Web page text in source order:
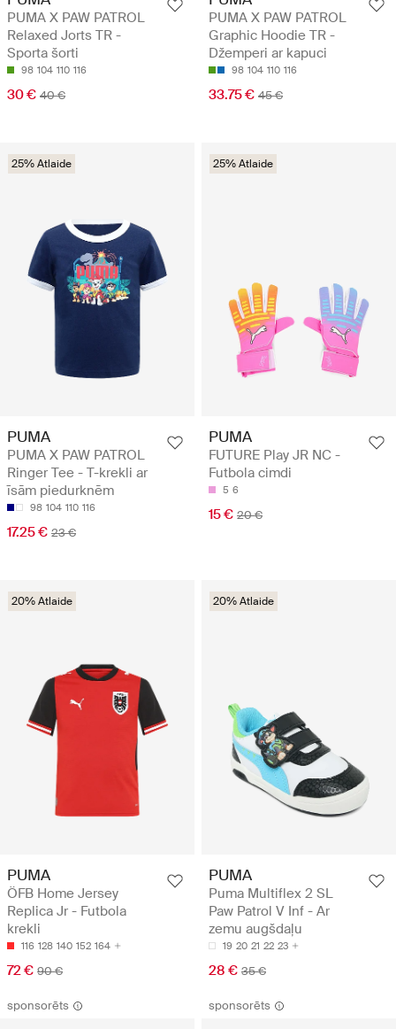
PUMA X PAW PATROL
Relaxed Jorts TR -
Sporta šorti
98 104 110 116
30 € 40 €
PUMA X PAW PATROL
Graphic Hoodie TR -
Džemperi ar kapuci
98 104 110 116
33.75 € 45 €
25% Atlaide
PUMA
PUMA X PAW PATROL
Ringer Tee - T-krekli ar
īsām piedurknēm
98 104 110 116
17.25 € 23 €
25% Atlaide
PUMA
FUTURE Play JR NC -
Futbola cimdi
5 6
15 € 20 €
20% Atlaide
PUMA
ÖFB Home Jersey
Replica Jr - Futbola
krekli
116 128 140 152 164
72 € 90 €
20% Atlaide
PUMA
Puma Multiflex 2 SL
Paw Patrol V Inf - Ar
zemu augšdaļu
19 20 21 22 23
28 € 35 €
sponsorēts sponsorēts